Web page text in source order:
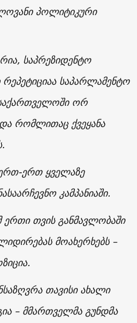
პოლიტიკური
საპრეზიდენტო
საპარლამენტო
ორ
რომლითაც ქვეყანა
ერთ-ერთ ყველაზე
კამპანიაში.
ერთი თვის განმავლობაში
მოახერხებს –
თავისი ახალი
– მმართველმა გუნდმა